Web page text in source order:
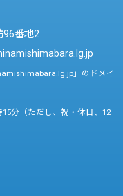
96番地2
」のドメイ
15分（ただし、祝・休日、12